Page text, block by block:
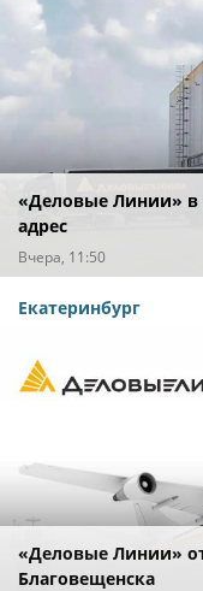
«Деловые Линии» в
адрес
Вчера, 11:50
Екатеринбург
«Деловые Линии»
Благовещенска